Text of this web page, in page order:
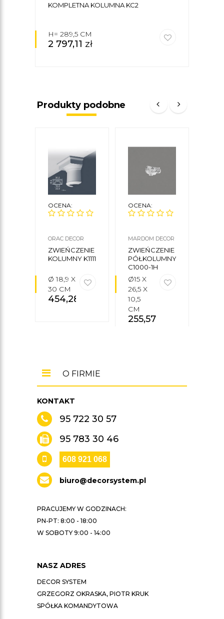
KOMPLETNA KOLUMNA KC2
H= 289,5 CM
2 797,11 zł
Produkty podobne
OCENA:
ORAC DECOR
ZWIEŃCZENIE
KOLUMNY K1111
Ø 18,9 X
30 CM
454,28
OCENA:
MARDOM DECOR
ZWIEŃCZENIE
PÓŁKOLUMNY
C1000-1H
Ø15 X
26,5 X
10,5
CM
255,57
KONTAKT
95 722 30 57
95 783 30 46
608 921 068
biuro@decorsystem.pl
PRACUJEMY W GODZINACH:
PN-PT: 8:00 - 18:00
W SOBOTY 9:00 - 14:00
NASZ ADRES
DECOR SYSTEM
GRZEGORZ OKRASKA, PIOTR KRUK
SPÓŁKA KOMANDYTOWA
O FIRMIE